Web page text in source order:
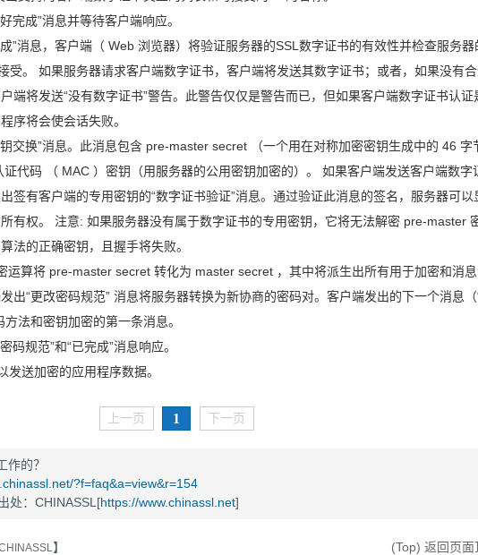
完成”消息并等待客户端响应。
”消息，客户端（ Web 浏览器）将验证服务器的SSL数字证书的有效性并检查服务器
受。 如果服务器请求客户端数字证书，客户端将发送其数字证书；或者，如果没有
端将发送“没有数字证书”警告。此警告仅仅是警告而已，但如果客户端数字证书认证
序将会使会话失败。
交换”消息。此消息包含 pre-master secret （一个用在对称加密密钥生成中的 46 字
代码 （ MAC ）密钥（用服务器的公用密钥加密的）。 如果客户端发送客户端数字
签有客户端的专用密钥的“数字证书验证”消息。通过验证此消息的签名，服务器可以
有权。 注意: 如果服务器没有属于数字证书的专用密钥，它将无法解密 pre-master
法的正确密钥，且握手将失败。
运算将 pre-master secret 转化为 master secret ，其中将派生出所有用于加密和消
出“更改密码规范” 消息将服务器转换为新协商的密码对。客户端发出的下一个消息（
法和密钥加密的第一条消息。
码规范”和“已完成”消息响应。
发送加密的应用程序数据。
上一页 1 下一页
作的？
?f=faq&a=view&r=154
处：CHINASSL[https://www.chinassl.net]
】 (Top) 返回页面